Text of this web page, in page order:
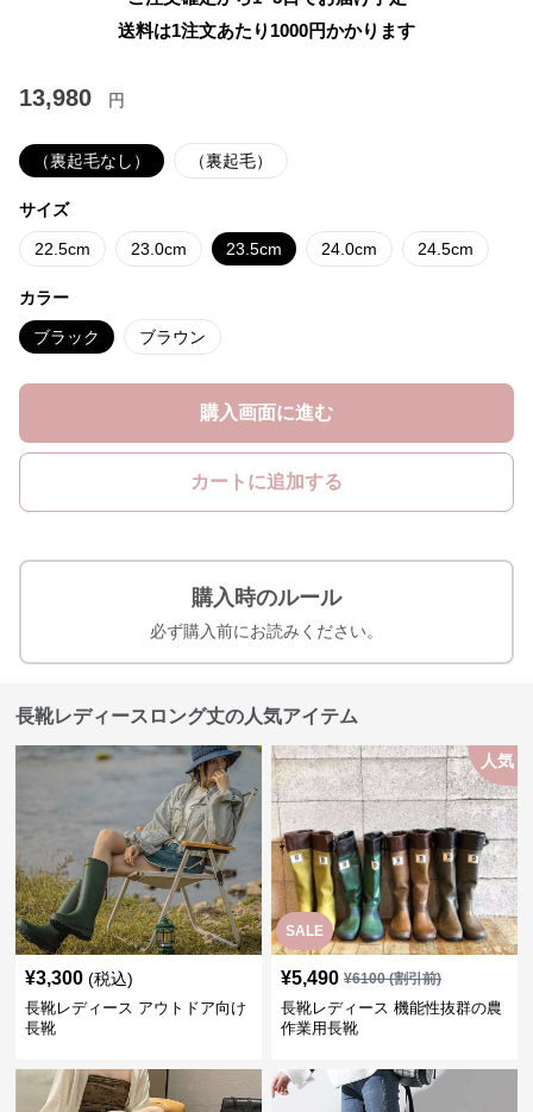
送料は1注文あたり 1000円かかります
13,980 円
（裏起毛なし） （裏起毛）
サイズ
22.5cm 23.0cm 23.5cm 24.0cm 24.5cm
カラー
ブラック ブラウン
購入画面に進む
カートに追加する
購入時のルール
必ず購入前にお読みください。
長靴レディースロング丈の人気アイテム
¥3,300 (税込)
長靴レディース アウトドア向け
長靴
SALE
人気
¥5,490 ¥6100(割引前)
長靴レディース 機能性抜群の農
作業用長靴